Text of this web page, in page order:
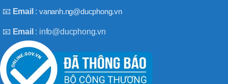
📧 Email :vananh.ng@ducphong.vn
📧 Email : info@ducphong.vn